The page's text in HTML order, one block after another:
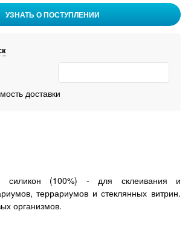
УЗНАТЬ О ПОСТУПЛЕНИИ
доставки
силикон (100%) - для склеивания и
террариумов и стеклянных витрин.
организмов.